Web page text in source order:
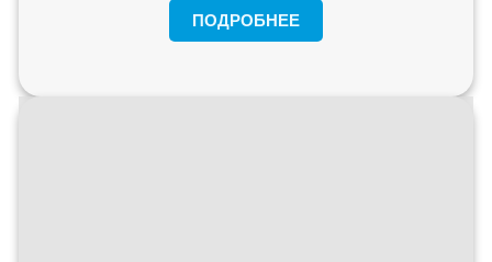
ПОДРОБНЕЕ